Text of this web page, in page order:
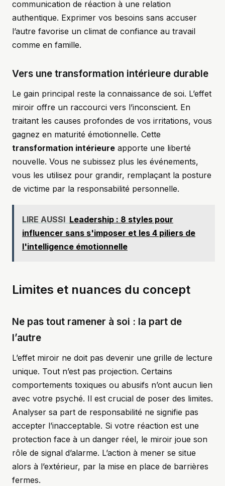
communication de réaction à une relation
authentique. Exprimer vos besoins sans accuser
l’autre favorise un climat de confiance au travail
comme en famille.
Vers une transformation intérieure durable
Le gain principal reste la connaissance de soi. L’effet
miroir offre un raccourci vers l’inconscient. En
traitant les causes profondes de vos irritations, vous
gagnez en maturité émotionnelle. Cette
transformation intérieure apporte une liberté
nouvelle. Vous ne subissez plus les événements,
vous les utilisez pour grandir, remplaçant la posture
de victime par la responsabilité personnelle.
LIRE AUSSI Leadership : 8 styles pour
influencer sans s'imposer et les 4 piliers de
l'intelligence émotionnelle
Limites et nuances du concept
Ne pas tout ramener à soi : la part de
l’autre
L’effet miroir ne doit pas devenir une grille de lecture
unique. Tout n’est pas projection. Certains
comportements toxiques ou abusifs n’ont aucun lien
avec votre psyché. Il est crucial de poser des limites.
Analyser sa part de responsabilité ne signifie pas
accepter l’inacceptable. Si votre réaction est une
protection face à un danger réel, le miroir joue son
rôle de signal d’alarme. L’action à mener se situe
alors à l’extérieur, par la mise en place de barrières
fermes.